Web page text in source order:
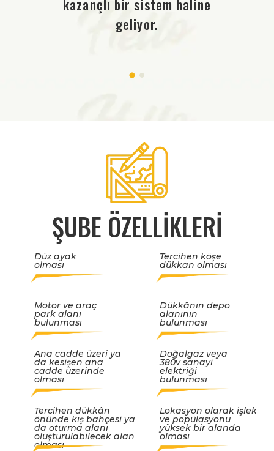
kazançlı bir sistem haline
geliyor.
ŞUBE ÖZELLİKLERİ
Dükkânın depo
alanının
bulunması
Düz ayak
olması
Doğalgaz veya
380v sanayi
elektriği
bulunması
Motor ve araç
park alanı
bulunması
Tercihen dükkân
önünde kış bahçesi ya
da oturma alanı
oluşturulabilecek alan
olması
Tercihen köşe
dükkan olması
Lokasyon olarak işlek
ve popülasyonu
yüksek bir alanda
olması
Ana cadde üzeri ya
da kesişen ana
cadde üzerinde
olması